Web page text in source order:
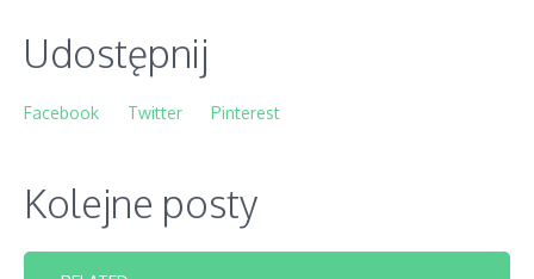
Udostępnij
Facebook Twitter Pinterest
Kolejne posty